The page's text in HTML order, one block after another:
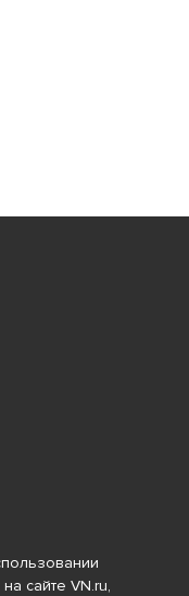
сайте VN.ru,